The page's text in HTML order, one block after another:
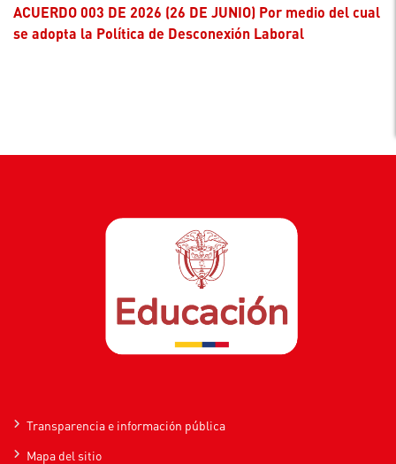
ACUERDO 003 DE 2026 (26 DE JUNIO) Por medio del cual
se adopta la Política de Desconexión Laboral
Transparencia e información pública
Mapa del sitio